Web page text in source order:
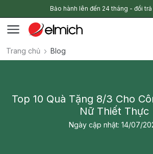
Bảo hành lên đến 24 tháng - đổi
Trang chủ Blog
Top 10 Quà Tặng 8/3 Cho
Nữ Thiết Thực
Ngày cập nhật: 14/07/